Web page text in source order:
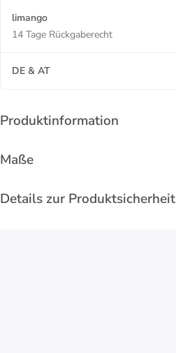
limango
14 Tage Rückgaberecht
DE & AT
Produktinformation
Maße
Details zur Produktsicherheit